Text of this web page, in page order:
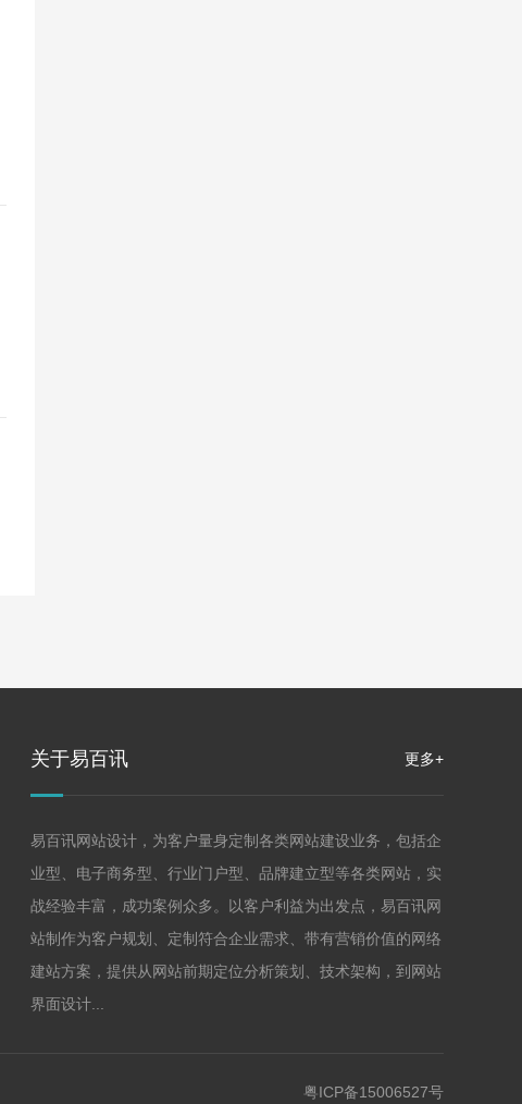
关于易百讯 更多+
易百讯网站设计，为客户量身定制各类网站建设业务，包括企
业型、电子商务型、行业门户型、品牌建立型等各类网站，实
战经验丰富，成功案例众多。以客户利益为出发点，易百讯网
站制作为客户规划、定制符合企业需求、带有营销价值的网络
建站方案，提供从网站前期定位分析策划、技术架构，到网站
界面设计...
粤ICP备15006527号